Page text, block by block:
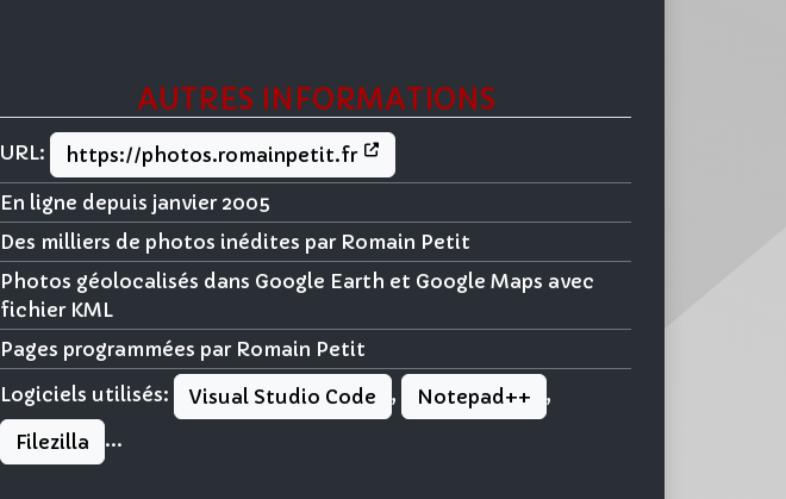
AUTRES INFORMATIONS
URL:
https://photos.romainpetit.fr
En ligne depuis janvier 2005
Des milliers de photos inédites par Romain Petit
Photos géolocalisés dans Google Earth et Google Maps avec
fichier KML
Pages programmées par Romain Petit
Logiciels utilisés:
Visual Studio Code , Notepad++
,
Filezilla
...